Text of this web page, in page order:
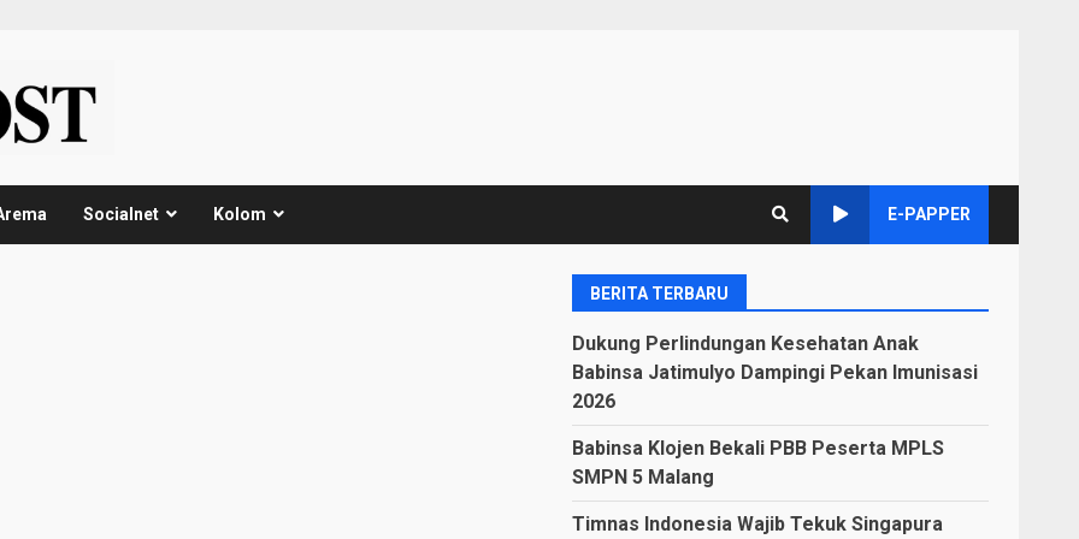
Socialnet Kolom E-PAPPER
BERITA TERBARU
Dukung Perlindungan Kesehatan Anak
Babinsa Jatimulyo Dampingi Pekan Imunisasi
2026
Babinsa Klojen Bekali PBB Peserta MPLS
SMPN 5 Malang
Timnas Indonesia Wajib Tekuk Singapura